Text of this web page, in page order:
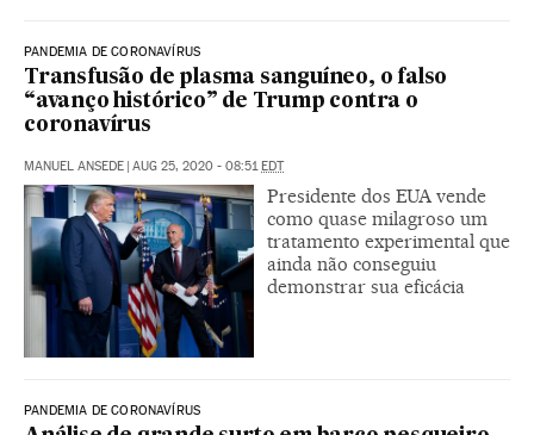
PANDEMIA DE CORONAVÍRUS
Transfusão de plasma sanguíneo, o falso
“avanço histórico” de Trump contra o
coronavírus
MANUEL ANSEDE | AUG 25, 2020 - 08:51EDT
Presidente dos EUA vende
como quase milagroso um
tratamento experimental que
ainda não conseguiu
demonstrar sua eficácia
PANDEMIA DE CORONAVÍRUS